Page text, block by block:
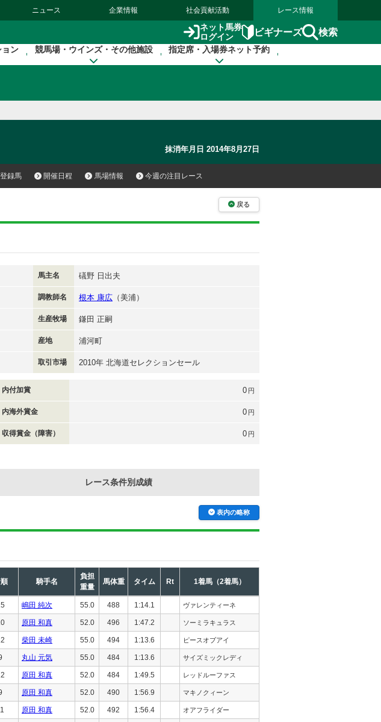
ニュース 企業情報 社会貢献活動 レース情報
ネット馬券
ログイン
ビギナーズ 検索
ョン 競馬場・ウインズ・その他施設 指定席・入場券ネット予約
抹消年月日 2014年8月27日
録馬 開催日程 馬場情報 今週の注目レース
戻る
馬主名 礒野 日出夫
調教師名 根本 康広 （美浦）
生産牧場 鎌田 正嗣
産地 浦河町
取引市場 2010年 北海道セレクションセール
内付加賞 0 円
内海外賞金 0 円
収得賞金（障害） 0 円
レース条件別成績
表内の略称
騎手名
負担
重量
馬体重 タイム Rt 1着馬（2着馬）
嶋田 純次 55.0 488 1:14.1 ヴァレンティーネ
原田 和真 52.0 496 1:47.2 ソーミラキュラス
柴田 未崎 55.0 494 1:13.6 ピースオブアイ
丸山 元気 55.0 484 1:13.6 サイズミックレディ
原田 和真 52.0 484 1:49.5 レッドルーファス
原田 和真 52.0 490 1:56.9 マキノクィーン
原田 和真 52.0 492 1:56.4 オアフライダー